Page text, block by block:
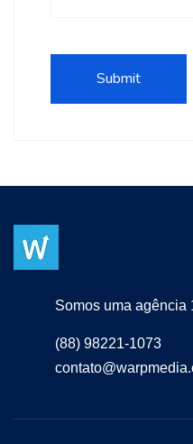
Somos uma agência
(88) 98221-1073